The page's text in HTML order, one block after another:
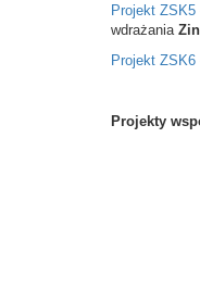
Projekt ZSK5
wdrażania
Projekt ZSK6
Projekty